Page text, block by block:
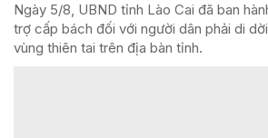
Ngày 5/8, UBND tỉnh Lào Cai đã ban
trợ cấp bách đối với người dân phải di
vùng thiên tai trên địa bàn tỉnh.